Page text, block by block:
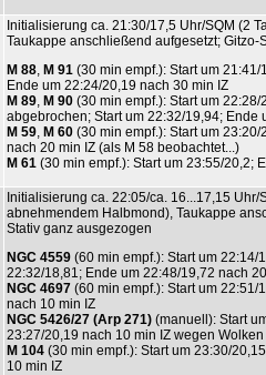
Initialisierung ca. 21:30/17,5 Uhr/SQM (2
Taukappe anschließend aufgesetzt; Gitzo-
M 88 M 91 (30 min empf.): Start um
Ende um 22:24/20,19 nach 30 min IZ
M 89 M 90 (30 min empf.): Start um 22:28/
abgebrochen; Start um 22:32/19,94; Ende
M 59 M 60 (30 min empf.): Start um
nach 20 min IZ (als M 58 beobachtet...)
M 61 (30 min empf.): Start um 23:55/20,2;
Initialisierung ca. 22:05/ca. 16...17,15 Uhr/
abnehmendem Halbmond), Taukappe
Stativ ganz ausgezogen
NGC 4559 (60 min empf.): Start um 22:14/
22:32/18,81; Ende um 22:48/19,72 nach
NGC 4697 (60 min empf.): Start um 22:51/
nach 10 min IZ
NGC 5426/27 (Arp 271) (manuell): Start
23:27/20,19 nach 10 min IZ wegen Wolken
M 104 (30 min empf.): Start um 23:30/
10 min IZ